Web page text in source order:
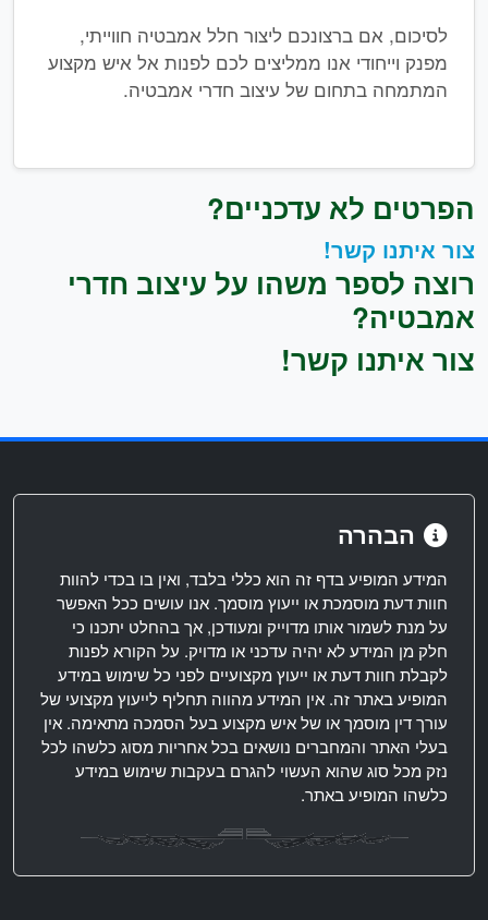
לסיכום, אם ברצונכם ליצור חלל אמבטיה חווייתי,
מפנק וייחודי אנו ממליצים לכם לפנות אל איש מקצוע
המתמחה בתחום של עיצוב חדרי אמבטיה.
הפרטים לא עדכניים?
צור איתנו קשר!
רוצה לספר משהו על עיצוב חדרי
אמבטיה?
צור איתנו קשר!
הבהרה
המידע המופיע בדף זה הוא כללי בלבד, ואין בו בכדי להוות
חוות דעת מוסמכת או ייעוץ מוסמך. אנו עושים ככל האפשר
על מנת לשמור אותו מדוייק ומעודכן, אך בהחלט יתכנו כי
חלק מן המידע לא יהיה עדכני או מדויק. על הקורא לפנות
לקבלת חוות דעת או ייעוץ מקצועיים לפני כל שימוש במידע
המופיע באתר זה. אין המידע מהווה תחליף לייעוץ מקצועי של
עורך דין מוסמך או של איש מקצוע בעל הסמכה מתאימה. אין
בעלי האתר והמחברים נושאים בכל אחריות מסוג כלשהו לכל
נזק מכל סוג שהוא העשוי להגרם בעקבות שימוש במידע
כלשהו המופיע באתר.